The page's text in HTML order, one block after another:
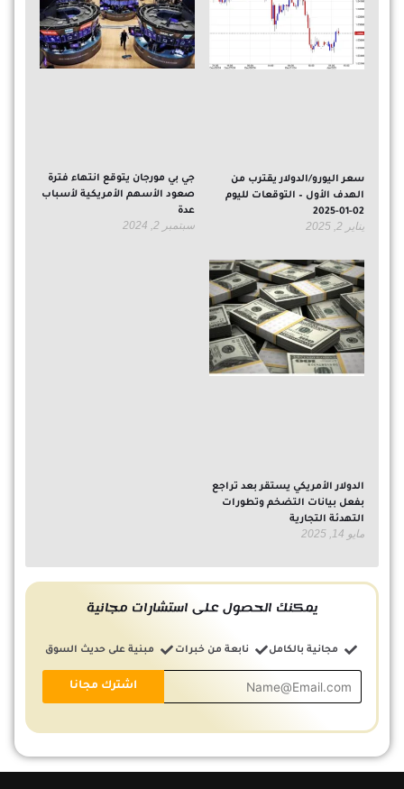
سعر اليورو/الدولار يقترب من
الهدف الأول – التوقعات لليوم
02-01-2025
يناير 2, 2025
جي بي مورجان يتوقع انتهاء فترة
صعود الأسهم الأمريكية لأسباب
عدة
سبتمبر 2, 2024
الدولار الأمريكي يستقر بعد تراجع
بفعل بيانات التضخم وتطورات
التهدئة التجارية
مايو 14, 2025
يمكنك الحصول على استشارات مجانية
مجانية بالكامل نابعة من خبرات مبنية على حديث السوق